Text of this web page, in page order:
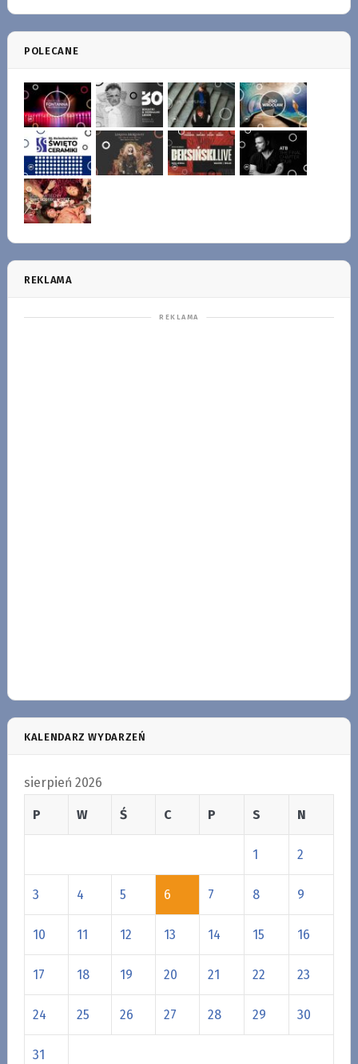
POLECANE
REKLAMA
KALENDARZ WYDARZEŃ
sierpień 2026
P W Ś C P S N
1 2
3 4 5 6 7 8 9
10 11 12 13 14 15 16
17 18 19 20 21 22 23
24 25 26 27 28 29 30
31